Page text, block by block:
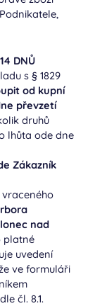
DNŮ
s § 1829
od kupní
převzetí
druhů
lhůta ode dne
Zákazník
nad
platné
uvedení
ve formuláři
čl. 8.1.